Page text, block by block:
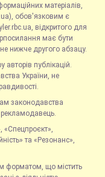
матеріалів,
обов'язковим є
відкритого для
має бути
нижче другого абзацу.
авторів публікацій.
України, не
законодавства
рекламодавець.
«Спецпроєкт»,
та «Резонанс»,
форматом, що містить